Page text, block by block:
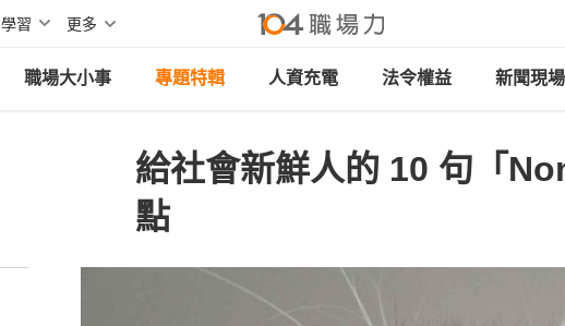
學習 更多
職場大小事 專題特輯 人資充電 法令權益 新聞現場
給社會新鮮人的 10 句「
點